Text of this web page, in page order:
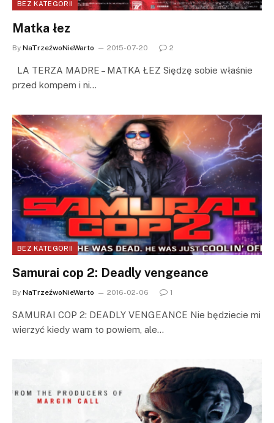
BEZ KATEGORII
Matka łez
By NaTrzeźwoNieWarto 2015-07-20 2
LA TERZA MADRE – MATKA ŁEZ Siędzę sobie właśnie
przed kompem i ni…
BEZ KATEGORII
Samurai cop 2: Deadly vengeance
By NaTrzeźwoNieWarto 2016-02-06 1
SAMURAI COP 2: DEADLY VENGEANCE Nie będziecie mi
wierzyć kiedy wam to powiem, ale…